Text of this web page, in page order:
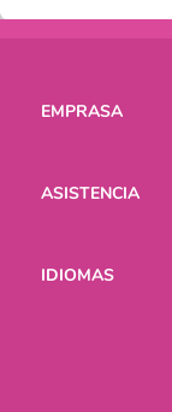
EMPRASA
ASISTENCIA
IDIOMAS